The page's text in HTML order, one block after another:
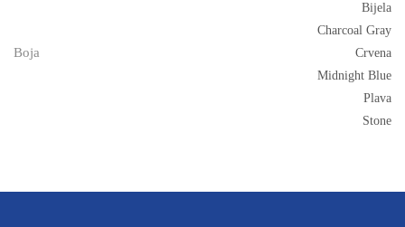
Boja
Bijela
Charcoal Gray
Crvena
Midnight Blue
Plava
Stone